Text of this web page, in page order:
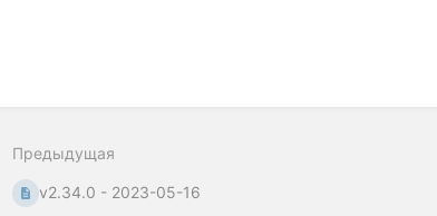
Предыдущая
v2.34.0 - 2023-05-16